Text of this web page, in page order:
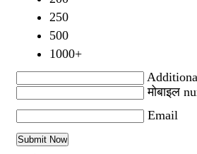
250
500
1000+
मोबाइल
Email